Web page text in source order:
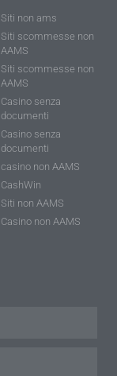
Siti non ams
Siti scommesse non
AAMS
Siti scommesse non
AAMS
Casino senza
documenti
Casino senza
documenti
casino non AAMS
CashWin
Siti non AAMS
Casino non AAMS